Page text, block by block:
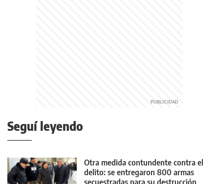
Seguí leyendo
Otra medida contundente contra el
delito: se entregaron 800 armas